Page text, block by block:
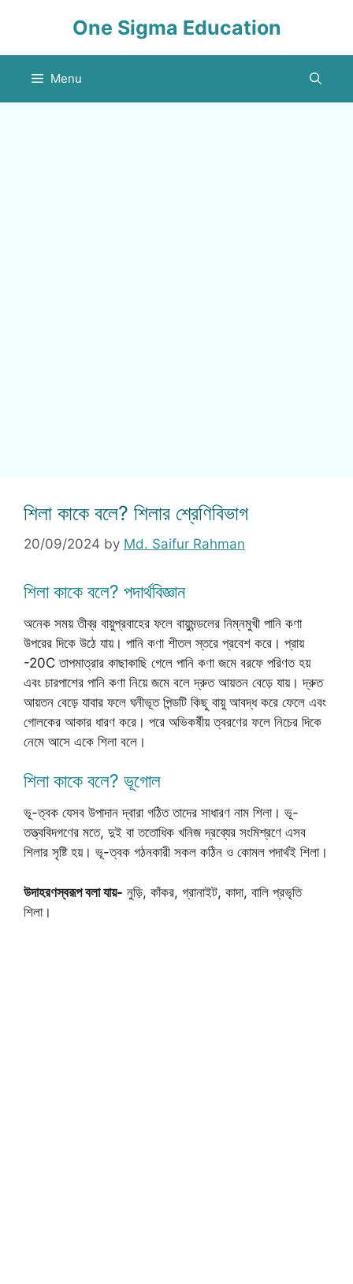
One Sigma Education
Menu
শিলা কাকে বলে? শিলার শ্রেণিবিভাগ
20/09/2024 by Md. Saifur Rahman
শিলা কাকে বলে? পদার্থবিজ্ঞান
অনেক সময় তীব্র বায়ুপ্রবাহের ফলে বায়ুমন্ডলের নিম্নমুখী পানি কণা
উপরের দিকে উঠে যায়। পানি কণা শীতল স্তরে প্রবেশ করে। প্রায়
-20C তাপমাত্রার কাছাকাছি গেলে পানি কণা জমে বরফে পরিণত হয়
এবং চারপাশের পানি কণা নিয়ে জমে বলে দ্রুত আয়তন বেড়ে যায়। দ্রুত
আয়তন বেড়ে যাবার ফলে ঘনীভূত পিন্ডটি কিছু বায়ু আবদ্ধ করে ফেলে এবং
গোলকের আকার ধারণ করে। পরে অভিকর্ষীয় ত্বরণের ফলে নিচের দিকে
নেমে আসে একে শিলা বলে।
শিলা কাকে বলে? ভূগোল
ভূ-ত্বক যেসব উপাদান দ্বারা গঠিত তাদের সাধারণ নাম শিলা। ভূ-
তত্ত্ববিদগণের মতে, দুই বা ততোধিক খনিজ দ্রব্যের সংমিশ্রণে এসব
শিলার সৃষ্টি হয়। ভূ-ত্বক গঠনকারী সকল কঠিন ও কোমল পদার্থই শিলা।
উদাহরণস্বরূপ বলা যায়- নুড়ি, কাঁকর, গ্রানাইট, কাদা, বালি প্রভৃতি
শিলা।